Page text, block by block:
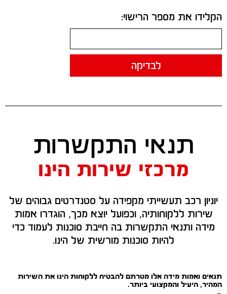
הקלידו את מספר הרישוי:
לבדיקה
תנאי התקשרות
מרכזי שירות הינו
יוניון רכב תעשייתי מקפידה על סטנדרטים גבוהים של
שירות ללקוחותיה, וכפועל יוצא מכך, הוגדרו אמות
מידה ותנאי התקשרות בה חייבת סוכנות לעמוד כדי
להיות סוכנות מורשית של הינו.
תנאים ואמות מידה אלו מטרתם להבטיח ללקוחות הינו את השירות
המהיר, היעיל והמקצועי ביותר.